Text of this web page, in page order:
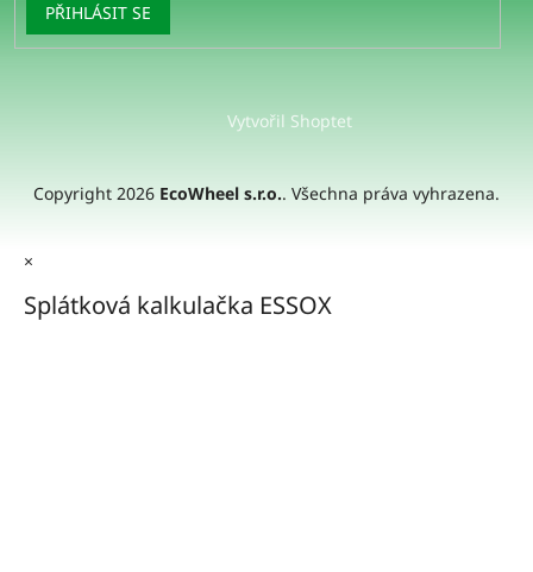
PŘIHLÁSIT SE
Vytvořil Shoptet
Copyright 2026 EcoWheel s.r.o.. Všechna práva vyhrazena.
×
Splátková kalkulačka ESSOX